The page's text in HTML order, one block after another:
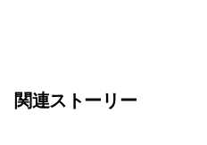
関連ストーリー